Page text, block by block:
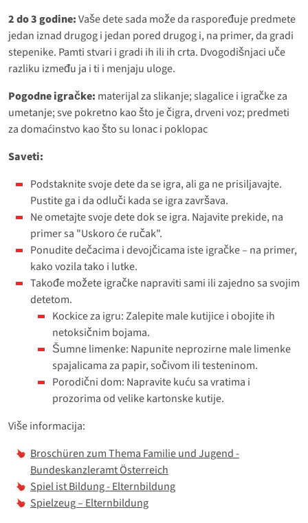
2 do 3 godine:Vaše dete sada može da raspoređuje predmete
jedan iznad drugog i jedan pored drugog i, na primer, da gradi
stepenike. Pamti stvari i gradi ih ili ih crta. Dvogodišnjaci uče
razliku između ja i ti i menjaju uloge.
Pogodne igračke: materijal za slikanje; slagalice i igračke za
umetanje; sve pokretno kao što je čigra, drveni voz; predmeti
za domaćinstvo kao što su lonac i poklopac
Saveti:
Podstaknite svoje dete da se igra, ali ga ne prisiljavajte.
Pustite ga i da odluči kada se igra završava.
Ne ometajte svoje dete dok se igra. Najavite prekide, na
primer sa "Uskoro će ručak".
Ponudite dečacima i devojčicama iste igračke – na primer,
kako vozila tako i lutke.
Takođe možete igračke napraviti sami ili zajedno sa svojim
detetom.
Kockice za igru: Zalepite male kutijice i obojite ih
netoksičnim bojama.
Šumne limenke: Napunite neprozirne male limenke
spajalicama za papir, sočivom ili testeninom.
Porodični dom: Napravite kuću sa vratima i
prozorima od velike kartonske kutije.
Više informacija:
Broschüren zum Thema Familie und Jugend -
Bundeskanzleramt Österreich
Spiel ist Bildung - Elternbildung
Spielzeug – Elternbildung